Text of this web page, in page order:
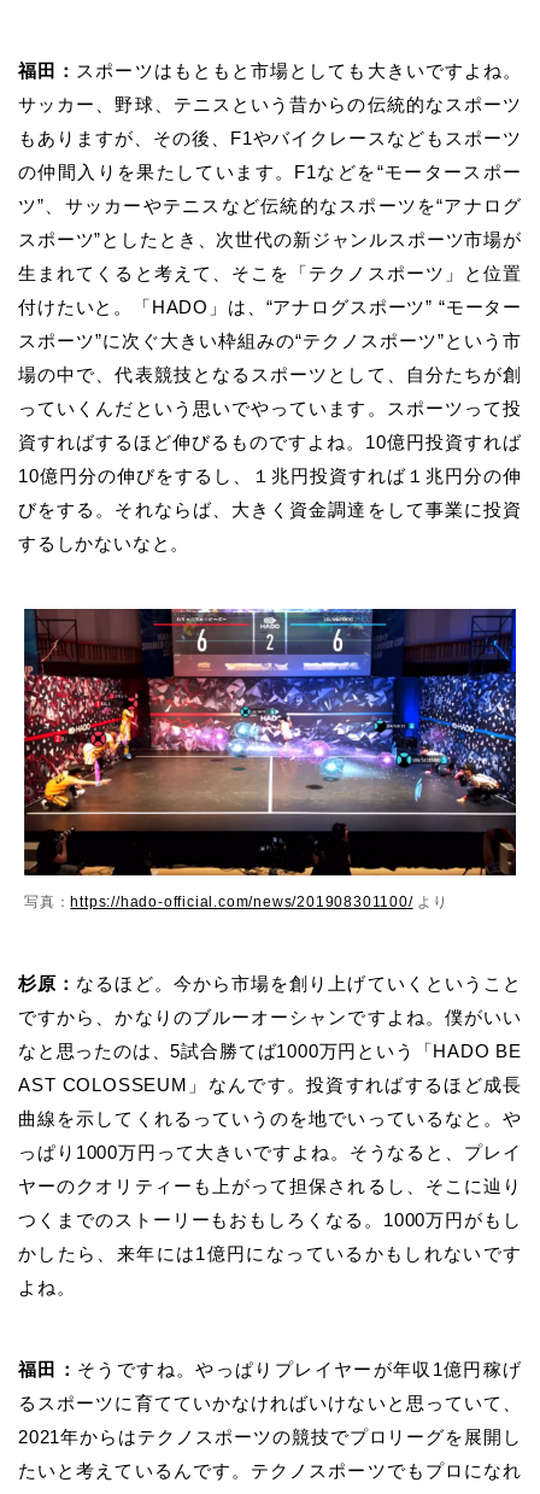
福田： スポーツはもともと市場としても大きいですよね。
サッカー、野球、テニスという昔からの伝統的なスポーツ
もありますが、その後、F1やバイクレースなどもスポーツ
の仲間入りを果たしています。F1などを“モータースポー
ツ”、サッカーやテニスなど伝統的なスポーツを“アナログ
スポーツ”としたとき、次世代の新ジャンルスポーツ市場が
生まれてくると考えて、そこを「テクノスポーツ」と位置
付けたいと。「HADO」は、“アナログスポーツ” “モーター
スポーツ”に次ぐ大きい枠組みの“テクノスポーツ”という市
場の中で、代表競技となるスポーツとして、自分たちが創
っていくんだという思いでやっています。スポーツって投
資すればするほど伸びるものですよね。10億円投資すれば
10億円分の伸びをするし、１兆円投資すれば１兆円分の伸
びをする。それならば、大きく資金調達をして事業に投資
するしかないなと。
写真：https://hado-official.com/news/201908301100/より
杉原： なるほど。今から市場を創り上げていくということ
ですから、かなりのブルーオーシャンですよね。僕がいい
なと思ったのは、5試合勝てば1000万円という「HADO BE
AST COLOSSEUM」なんです。投資すればするほど成長
曲線を示してくれるっていうのを地でいっているなと。や
っぱり1000万円って大きいですよね。そうなると、プレイ
ヤーのクオリティーも上がって担保されるし、そこに辿り
つくまでのストーリーもおもしろくなる。1000万円がもし
かしたら、来年には1億円になっているかもしれないです
よね。
福田： そうですね。やっぱりプレイヤーが年収1億円稼げ
るスポーツに育てていかなければいけないと思っていて、
2021年からはテクノスポーツの競技でプロリーグを展開し
たいと考えているんです。テクノスポーツでもプロになれ